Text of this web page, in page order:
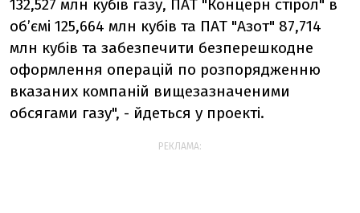
132,527 млн кубів газу, ПАТ "Концерн стірол" в
об’ємі 125,664 млн кубів та ПАТ "Азот" 87,714
млн кубів та забезпечити безперешкодне
оформлення операцій по розпорядженню
вказаних компаній вищезазначеними
обсягами газу", - йдеться у проекті.
РЕКЛАМА: